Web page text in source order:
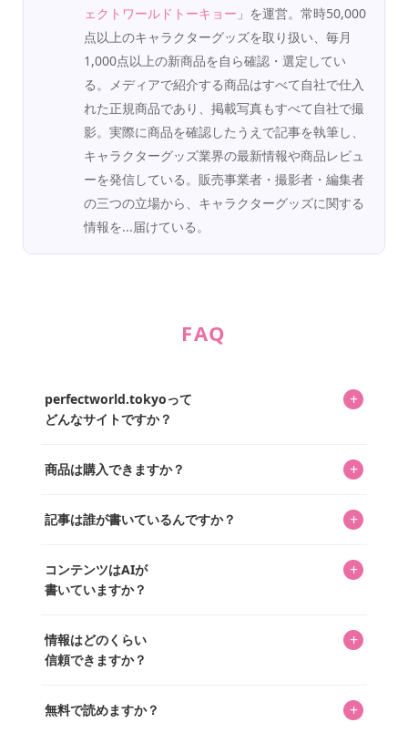
ェクトワールドトーキョー 」を運営。常時50,000
点以上のキャラクターグッズを取り扱い、毎月
1,000点以上の新商品を自ら確認・選定してい
る。メディアで紹介する商品はすべて自社で仕入
れた正規商品であり、掲載写真もすべて自社で撮
影。実際に商品を確認したうえで記事を執筆し、
キャラクターグッズ業界の最新情報や商品レビュ
ーを発信している。販売事業者・撮影者・編集者
の三つの立場から、キャラクターグッズに関する
情報を...届けている。
FAQ
perfectworld.tokyoって
どんなサイトですか？
+
ってもらうニュースサイトです。運営はキャラグッズコレ
を中心に行われており、私たちは実際に40,000種のキャラグ
商品は購入できますか？ +
「perfectworld.shop」で、ほとんど全てのアイテムを購
があり、そこからジャンプできます。
記事は誰が書いているんですか？ +
ています。記事内の99%を超えるほぼすべての写真も、1枚
ずつ心を込めて自分たちで撮影したものです。さらに、10
ッズを収集し、月に1,000点の新商品を選定・購入する編集
長KOSが全記事を監修しています。
コンテンツはAIが
書いていますか？
+
書いています。AIは使用していません。編集長KOSが最終確
認を行い、手動で更新しています。
情報はどのくらい
信頼できますか？
+
いをお届けすることは保証します。なお、記事内に価格は
無料で読めますか？ +